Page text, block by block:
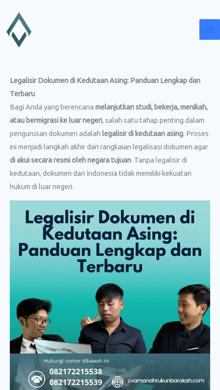
konten
Legalisir Dokumen di Kedutaan Asing: Panduan Lengkap dan
Terbaru
Bagi Anda yang berencana melanjutkan studi, bekerja, menikah,
atau bermigrasi ke luar negeri, salah satu tahap penting dalam
pengurusan dokumen adalah legalisir di kedutaan asing. Proses
ini menjadi langkah akhir dari rangkaian legalisasi dokumen agar
di akui secara resmi oleh negara tujuan. Tanpa legalisir di
kedutaan, dokumen dari Indonesia tidak memiliki kekuatan
hukum di luar negeri.